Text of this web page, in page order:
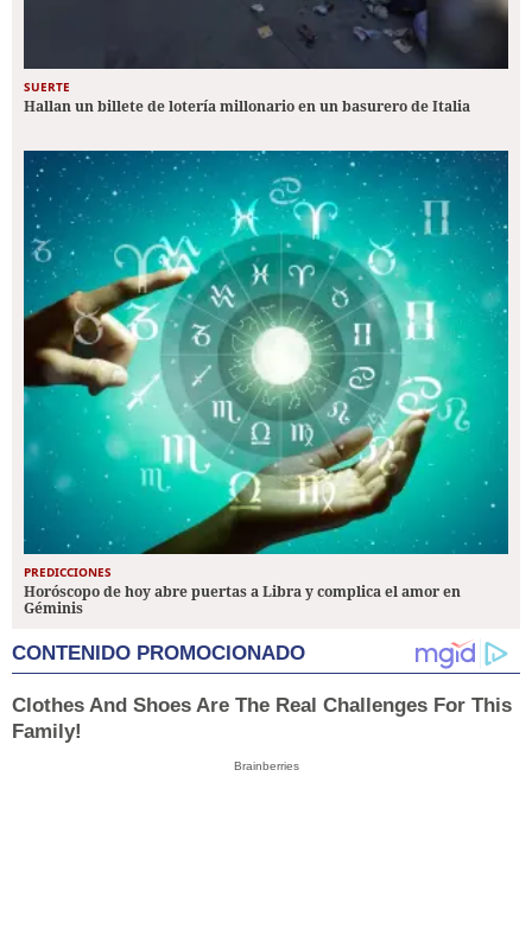
SUERTE
Hallan un billete de lotería millonario en un basurero de Italia
PREDICCIONES
Horóscopo de hoy abre puertas a Libra y complica el amor en
Géminis
CONTENIDO PROMOCIONADO
Clothes And Shoes Are The Real Challenges For This
Family!
Brainberries